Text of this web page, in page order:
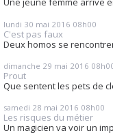
lundi 30 mai 2016 08h00
C'est pas faux
Deux homos se
dimanche 29 mai 2016
Prout
Que sentent les pets de
samedi 28 mai 2016 08h00
Les risques du métier
Un magicien va voir un